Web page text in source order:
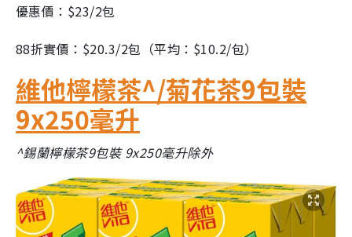
優惠價：$23/2包
88折實價：$20.3/2包（平均：$10.2/包）
維他檸檬茶^/菊花茶9包裝
9x250毫升
^錫蘭檸檬茶9包裝 9x250毫升除外